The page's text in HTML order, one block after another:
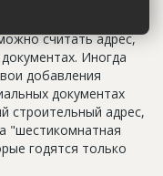
считать адрес,
Иногда
добавления
документах
строительный адрес,
"шестикомнатная
годятся только